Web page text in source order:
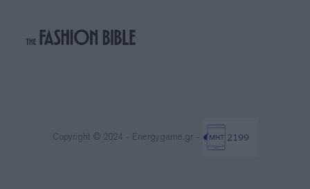
Copyright © 2024 - Energygame.gr -